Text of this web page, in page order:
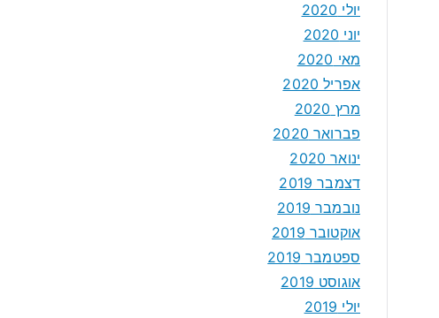
יולי 2020
יוני 2020
מאי 2020
אפריל 2020
מרץ 2020
פברואר 2020
ינואר 2020
דצמבר 2019
נובמבר 2019
אוקטובר 2019
ספטמבר 2019
אוגוסט 2019
יולי 2019